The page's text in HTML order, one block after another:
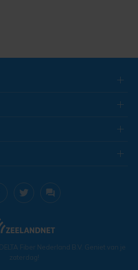
DELTA Fiber Nederland B.V. Geniet van je
zaterdag!